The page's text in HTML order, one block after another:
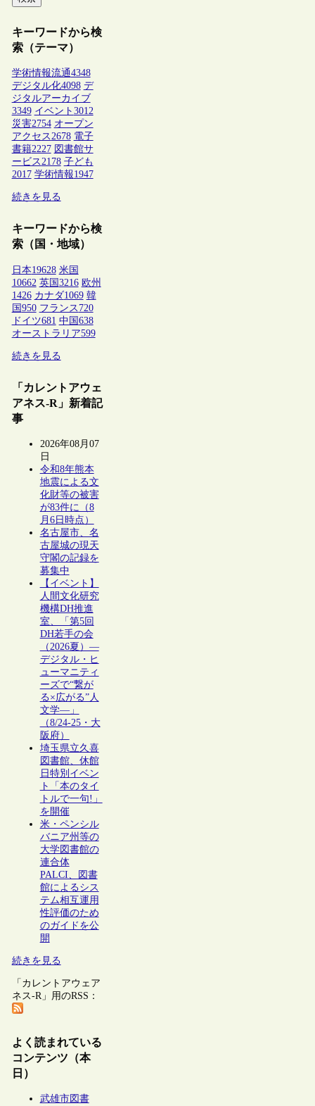
キーワードから検
索（テーマ）
学術情報流通4348
デジタル化4098 デ
ジタルアーカイブ
3349 イベント 3012
災害2754 オープン
アクセス2678 電子
書籍2227 図書館サ
ービス2178 子ども
2017 学術情報1947
続きを見る
キーワードから検
索（国・地域）
日本19628 米国
10662 英国 3216 欧州
1426 カナダ1069 韓
国 950 フランス 720
ドイツ681 中国 638
オーストラリア599
続きを見る
「カレントアウェ
アネス-R」新着記
事
2026年08月07
日
令和8年熊本
地震による文
化財等の被害
が83件に（8
月6日時点）
名古屋市、名
古屋城の現天
守閣の記録を
募集中
【イベント】
人間文化研究
機構DH推進
室、「第5回
DH若手の会
（2026夏）―
デジタル・ヒ
ューマニティ
ーズで“繋が
る×広がる”人
文学―」
（8/24-25・大
阪府）
埼玉県立久喜
図書館、休館
日特別イベン
ト「本のタイ
トルで一句!」
を開催
米・ペンシル
バニア州等の
大学図書館の
連合体
PALCI、図書
館によるシス
テム相互運用
性評価のため
のガイドを公
開
続きを見る
「カレントアウェア
ネス-R」用のRSS：
よく読まれている
コンテンツ（本
日）
武雄市図書